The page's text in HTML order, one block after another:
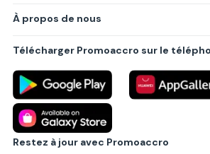
Produits
Villes principales
À propos de nous
Politique de confidentialité
Règlements
Partenariat B2B
Blog
Contact
Télécharger Promoaccro sur le
Restez à jour avec Promoaccro